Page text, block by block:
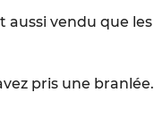
aussi vendu que les
pris une branlée.